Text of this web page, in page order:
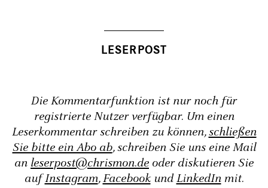
Die Kommentarfunktion ist nur noch für
registrierte Nutzer verfügbar. Um einen
Leserkommentar schreiben zu können,schließen
Sie bitte ein Abo ab, schreiben Sie uns eine Mail
an leserpost@chrismon.de oder diskutieren Sie
aufInstagram,FacebookundLinkedInmit.